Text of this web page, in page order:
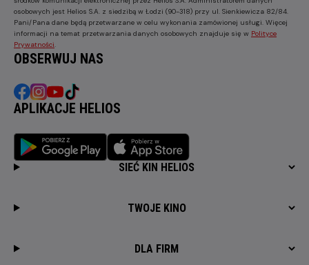
osobowych jest Helios S.A. z siedzibą w Łodzi (90-318) przy ul. Sienkiewicza 82/84.
Pani/Pana dane będą przetwarzane w celu wykonania zamówionej usługi. Więcej
informacji na temat przetwarzania danych osobowych znajduje się w Polityce
Prywatności
OBSERWUJ NAS
APLIKACJE HELIOS
SIEĆ KIN HELIOS
TWOJE KINO
DLA FIRM